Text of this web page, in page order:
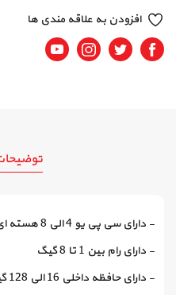
افزودن به علاقه مندی ها
Facebook
Twitter
Instagram
Youtube
- دارای سی پی یو 4 الی 8 هسته ای
- دارای رام بین 1 تا 8 گیگ
- دارای حافظه داخلی 16 الی 128 گیگ